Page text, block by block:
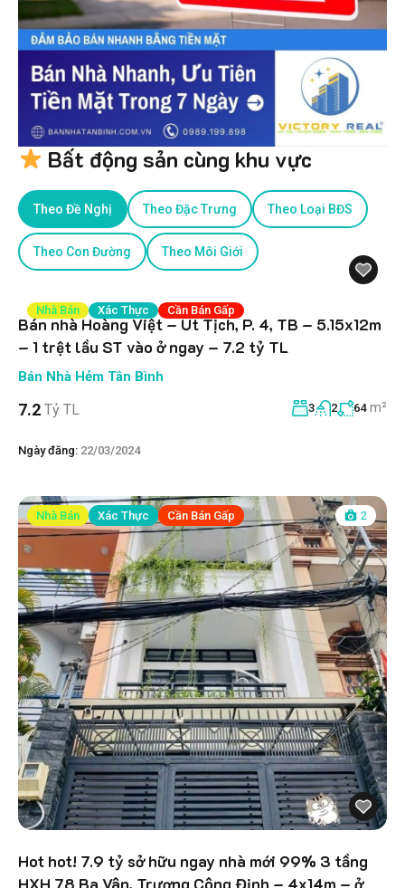
Bất động sản cùng khu vực
Theo Đề Nghị Theo Đặc Trưng Theo Loại BĐS
Theo Con Đường Theo Môi Giới
Nhà Bán Xác Thực Cần Bán Gấp
Bán nhà Hoàng Việt – Út Tịch, P. 4, TB – 5.15x12m
– 1 trệt lầu ST vào ở ngay – 7.2 tỷ TL
Bán Nhà Hẻm Tân Bình
7.2 Tỷ TL 3 2 64 m²
Ngày đăng: 22/03/2024
Nhà Bán Xác Thực Cần Bán Gấp 2
Hot hot! 7.9 tỷ sở hữu ngay nhà mới 99% 3 tầng
HXH 78 Ba Vân, Trương Công Định – 4x14m – ở